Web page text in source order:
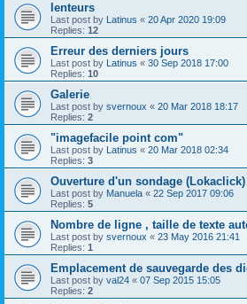
lenteurs
Last post by Latinus « 20 Apr 2020 19:09
Replies: 12
Erreur des derniers jours
Last post by Latinus « 30 Sep 2018 17:00
Replies: 10
Galerie
Last post by svernoux « 20 Mar 2018 18:17
Replies: 2
"imagefacile point com"
Last post by Latinus « 20 Mar 2018 02:34
Replies: 3
Ouverture d'un sondage (Lokaclick)
Last post by Manuela « 22 Sep 2017 09:06
Replies: 5
Nombre de ligne , taille de texte
Last post by svernoux « 23 May 2016 21:41
Replies: 1
Emplacement de sauvegarde des
Last post by val24 « 07 Sep 2015 15:05
Replies: 2